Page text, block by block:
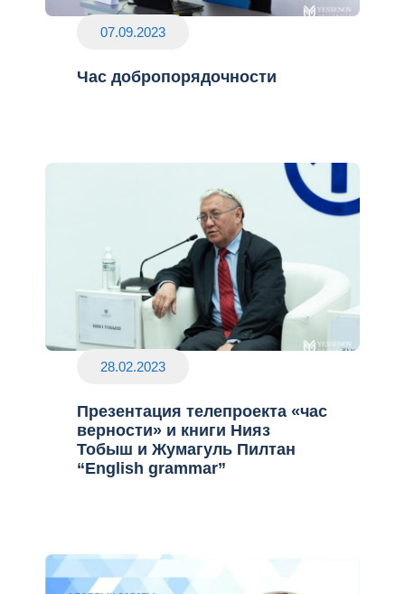
07.09.2023
Час добропорядочности
28.02.2023
Презентация телепроекта «час
верности» и книги Нияз
Тобыш и Жумагуль Пилтан
“English grammar”